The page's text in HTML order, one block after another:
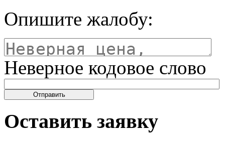
Опишите жалобу:
Неверное кодовое слово
Оставить заявку